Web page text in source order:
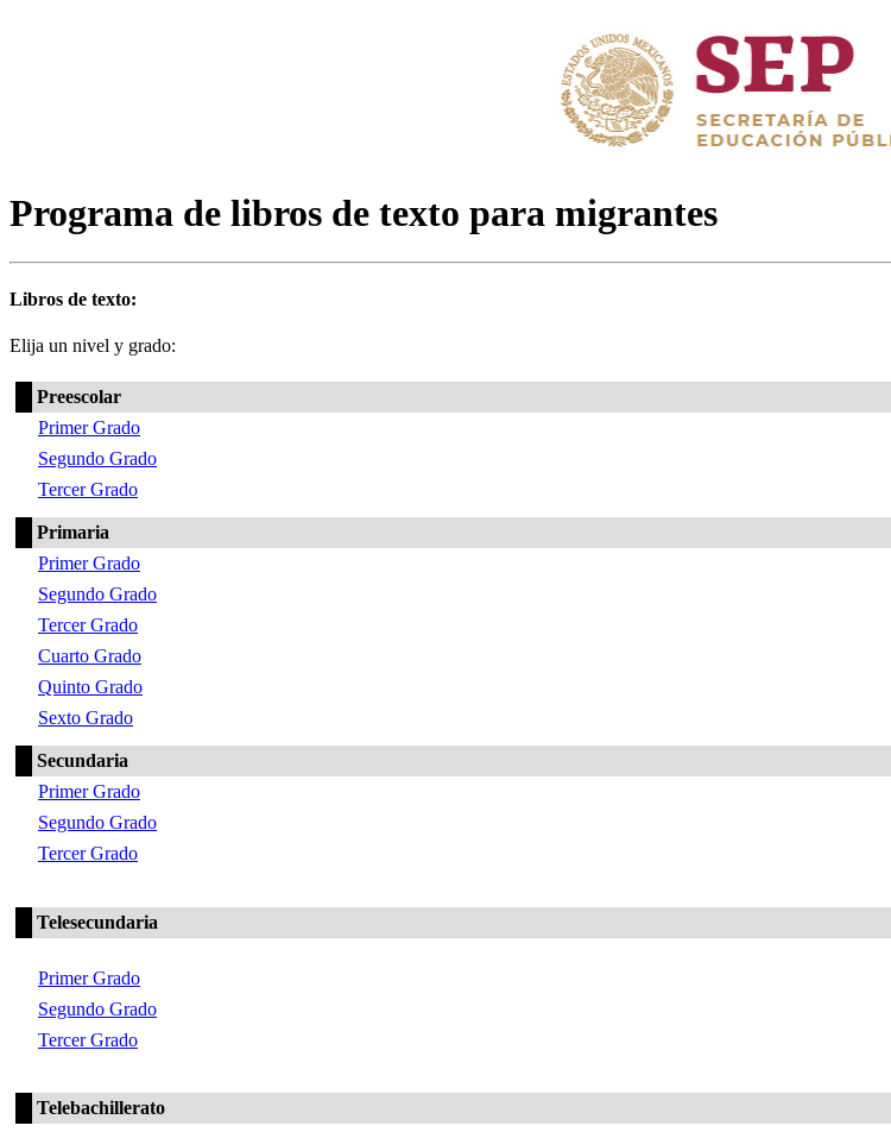
Programa de libros de texto para migrantes
Libros de texto:
Elija un nivel y grado:
Preescolar
Primer Grado
Segundo Grado
Tercer Grado
Primaria
Primer Grado
Segundo Grado
Tercer Grado
Cuarto Grado
Quinto Grado
Sexto Grado
Secundaria
Primer Grado
Segundo Grado
Tercer Grado
Telesecundaria
Primer Grado
Segundo Grado
Tercer Grado
Telebachillerato